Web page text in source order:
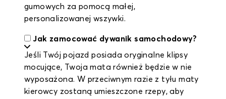
gumowych za pomocą małej,
personalizowanej wszywki.
Jak zamocować dywanik samochodowy?
Jeśli Twój pojazd posiada oryginalne klipsy
mocujące, Twoja mata również będzie w nie
wyposażona. W przeciwnym razie z tyłu maty
kierowcy zostaną umieszczone rzepy, aby